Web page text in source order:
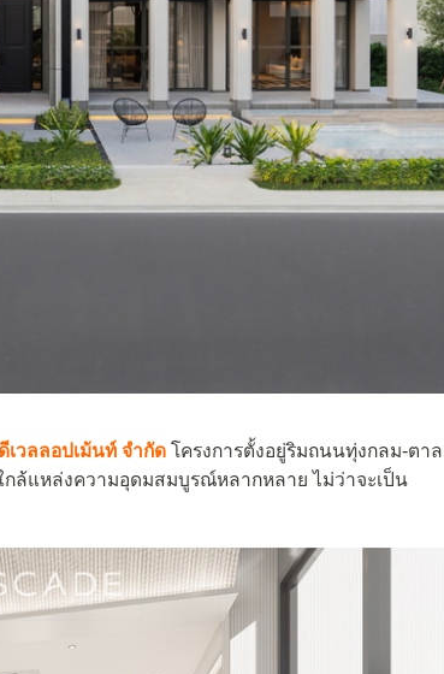
เวลลอปเม้นท์ จำกัด โครงการตั้งอยู่ริมถนนทุ่งกลม-ตาล
ล้แหล่งความอุดมสมบูรณ์หลากหลาย ไม่ว่าจะเป็น